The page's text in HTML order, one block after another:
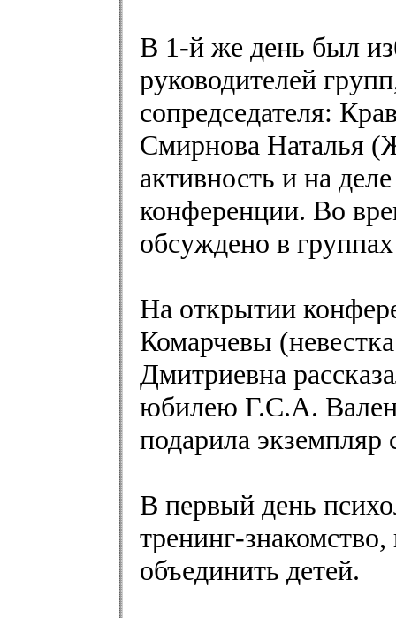
В 1-й же день был
руководителей
сопредседателя:
Смирнова Наталья
активность и на
конференции. Во
обсуждено в
На открытии
Комарчевы
Дмитриевна
юбилею Г.С.А.
подарила
В первый день
тренинг-
объединить детей.